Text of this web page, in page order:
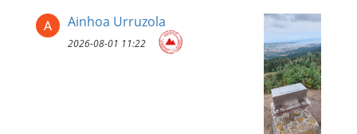
Ainhoa Urruzola
2026-08-01 11:22